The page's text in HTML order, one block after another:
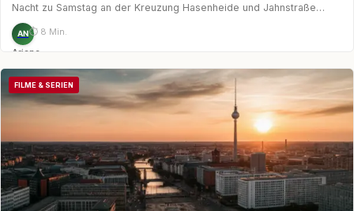
Nacht zu Samstag an der Kreuzung Hasenheide und Jahnstraße…
AN
Ariane
⏱ 8 Min.
FILME & SERIEN